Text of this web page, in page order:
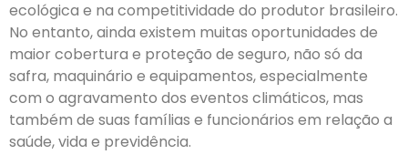
ecológica e na competitividade do produtor brasileiro.
No entanto, ainda existem muitas oportunidades de
maior cobertura e proteção de seguro, não só da
safra, maquinário e equipamentos, especialmente
com o agravamento dos eventos climáticos, mas
também de suas famílias e funcionários em relação a
saúde, vida e previdência.